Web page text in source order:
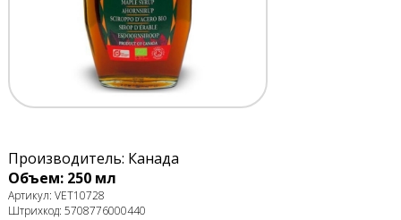
Производитель: Канада
Объем: 250 мл
Артикул: VET10728
Штрихкод: 5708776000440